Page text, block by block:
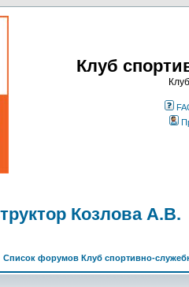
Клуб
Козлова А.В.
Список форумов Клуб спортивно-